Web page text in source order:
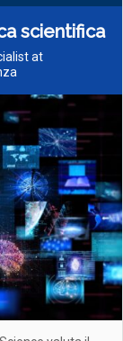
scientifica
at